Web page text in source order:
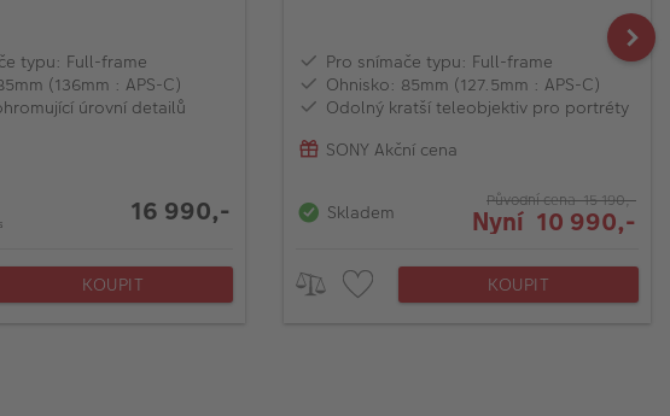
typu: Full-frame
(136mm : APS-C)
úrovní detailů
16 990,-
KOUPIT
Pro snímače typu: Full-frame
Ohnisko: 85mm (127.5mm : APS-C)
Odolný kratší teleobjektiv pro portréty
SONY Akční cena
Skladem Původní cena 15 190,-
Nyní 10 990,-
KOUPIT